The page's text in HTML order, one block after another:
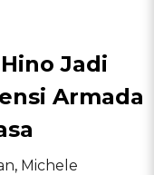
Jadi
Armada
, Michele